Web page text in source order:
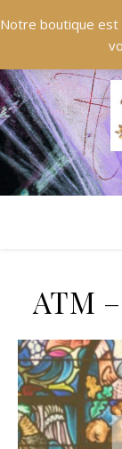
Notre boutique est
ATM